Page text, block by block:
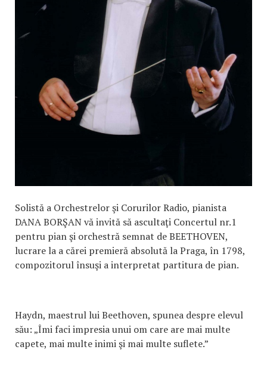
Solistă a Orchestrelor şi Corurilor Radio, pianista
DANA BORŞAN vă invită să ascultaţi Concertul nr.1
pentru pian şi orchestră semnat de BEETHOVEN,
lucrare la a cărei premieră absolută la Praga, în 1798,
compozitorul însuşi a interpretat partitura de pian.
Haydn, maestrul lui Beethoven, spunea despre elevul
său: „Îmi faci impresia unui om care are mai multe
capete, mai multe inimi şi mai multe suflete.”